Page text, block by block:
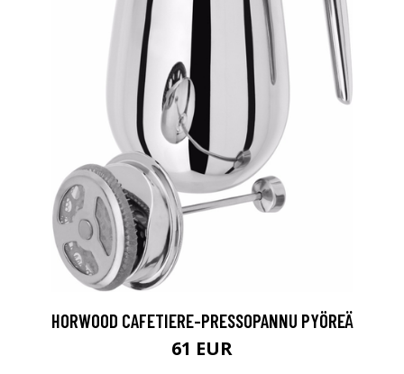
HORWOOD CAFETIERE-PRESSOPANNU PYÖREÄ
61 EUR